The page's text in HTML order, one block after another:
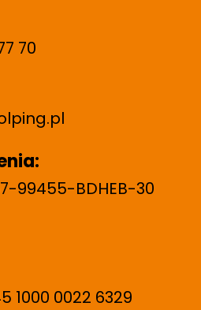
70
99455-BDHEB-30
1000 0022 6329